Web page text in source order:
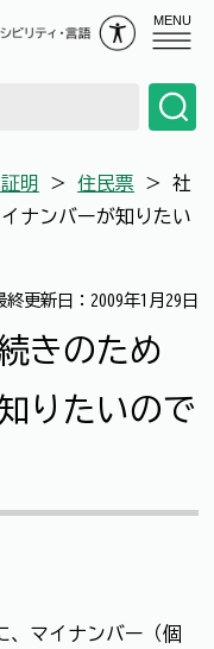
MENU
明 ＞ 住民票 ＞ 社
ナンバーが知りたい
終更新日：2009年1月29日
きのため
りたいので
、マイナンバー（個